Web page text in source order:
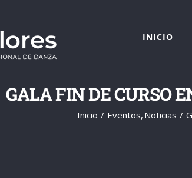
INICIO
GALA FIN DE CURSO
Inicio Eventos Noticias